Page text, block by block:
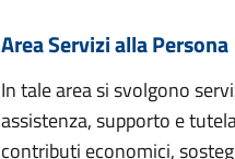
Area Servizi alla Persona
In tale area si svolgono
assistenza, supporto e
contributi economici,